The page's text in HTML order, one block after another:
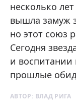
несколько
вышла замуж
но этот союз
Сегодня
и воспитании
прошлые
АВТОР: ВЛАД РИГА